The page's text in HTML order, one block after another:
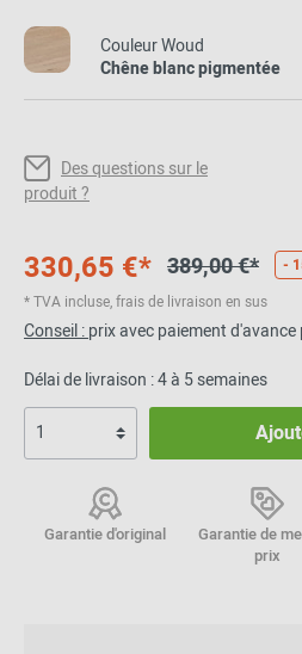
Couleur Woud
Chêne blanc pigmentée
Des questions sur le
produit ?
330,65 €* 389,00 €*
-
* TVA incluse, frais de livraison en sus
Conseil :prix avec paiement
Délai de livraison : 4 à 5 semaines
Garantie d'original
Garantie de
prix